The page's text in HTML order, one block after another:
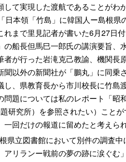
して実現した渡航であることが
日本領「竹島」に韓国人ー島根
れまで里見記者が書いた6月27日
の船長但馬巳一郎氏の講演要旨
者が行った岩滝克己教諭、機関
聞以外の新聞社が「鵬丸」に同
し、県教育長から市川校長に竹
問題については私のレポート「
研究所）を参照されたい）こと
一回だけの報道に留めたと考えら
県立図書館において別件の調査
アリランー戦前の夢の跡に涙ぐ